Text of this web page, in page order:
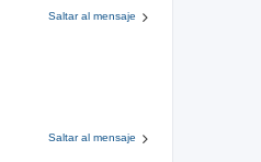
Saltar al mensaje
Saltar al mensaje